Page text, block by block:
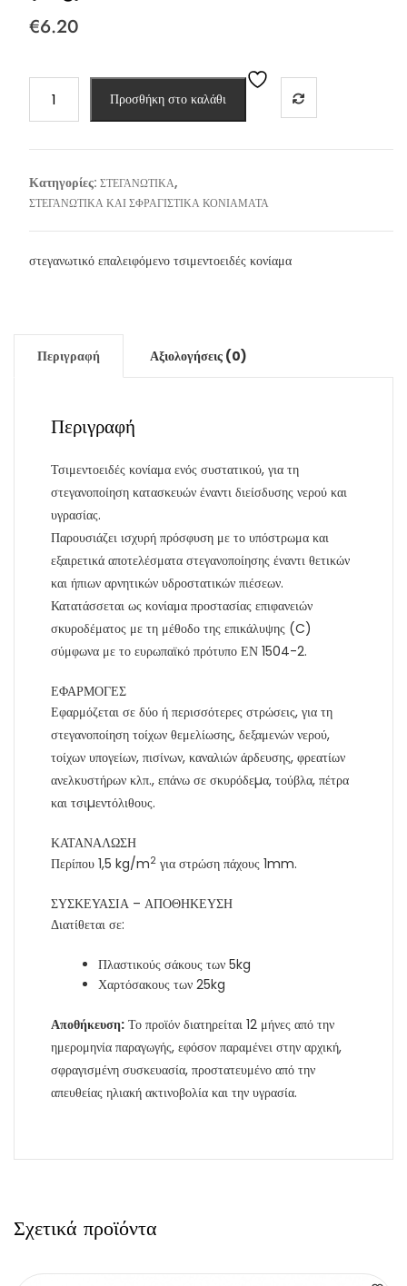
€6.20
HS
5000
(5kg)
ποσότητα
Προσθήκη στο καλάθι
Κατηγορίες: ΣΤΕΓΑΝΩΤΙΚΑ,
ΣΤΕΓΑΝΩΤΙΚΑ ΚΑΙ ΣΦΡΑΓΙΣΤΙΚΑ ΚΟΝΙΑΜΑΤΑ
στεγανωτικό επαλειφόμενο τσιμεντοειδές κονίαμα
Περιγραφή Αξιολογήσεις (0)
Περιγραφή
Τσιμεντοειδές κονίαμα ενός συστατικού, για τη
στεγανοποίηση κατασκευών έναντι διείσδυσης νερού και
υγρασίας.
Παρουσιάζει ισχυρή πρόσφυση με το υπόστρωμα και
εξαιρετικά αποτελέσματα στεγανοποίησης έναντι θετικών
και ήπιων αρνητικών υδροστατικών πιέσεων.
Κατατάσσεται ως κονίαμα προστασίας επιφανειών
σκυροδέματος με τη μέθοδο της επικάλυψης (C)
σύμφωνα με το ευρωπαϊκό πρότυπο ΕΝ 1504-2.
ΕΦΑΡΜΟΓΕΣ
Εφαρμόζεται σε δύο ή περισσότερες στρώσεις, για τη
στεγανοποίηση τοίχων θεμελίωσης, δεξαμενών νερού,
τοίχων υπογείων, πισίνων, καναλιών άρδευσης, φρεατίων
ανελκυστήρων κλπ., επάνω σε σκυρόδεµα, τούβλα, πέτρα
και τσιµεντόλιθους.
ΚΑΤΑΝΑΛΩΣΗ
Περίπου 1,5 kg/m2 για στρώση πάχους 1mm.
ΣΥΣΚΕΥΑΣΙΑ – ΑΠΟΘΗΚΕΥΣΗ
Διατίθεται σε:
Πλαστικούς σάκους των 5kg
Χαρτόσακους των 25kg
Αποθήκευση: Το προϊόν διατηρείται 12 μήνες από την
ημερομηνία παραγωγής, εφόσον παραμένει στην αρχική,
σφραγισμένη συσκευασία, προστατευμένο από την
απευθείας ηλιακή ακτινοβολία και την υγρασία.
Σχετικά προϊόντα